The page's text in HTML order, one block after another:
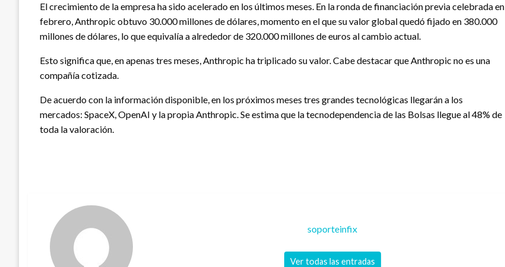
El crecimiento de la empresa ha sido acelerado en los últimos meses. En la ronda de financiación previa celebrada en
febrero, Anthropic obtuvo 30.000 millones de dólares, momento en el que su valor global quedó fijado en 380.000
millones de dólares, lo que equivalía a alrededor de 320.000 millones de euros al cambio actual.
Esto significa que, en apenas tres meses, Anthropic ha triplicado su valor. Cabe destacar que Anthropic no es una
compañía cotizada.
De acuerdo con la información disponible, en los próximos meses tres grandes tecnológicas llegarán a los
mercados: SpaceX, OpenAI y la propia Anthropic. Se estima que la tecnodependencia de las Bolsas llegue al 48% de
toda la valoración.
soporteinfix
Ver todas las entradas